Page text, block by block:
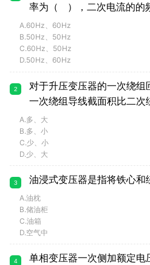
率为（ ），二次电流的的
A.60Hz、60Hz
B.50Hz、50Hz
C.60Hz、50Hz
D.50Hz、60Hz
2
对于升压变压器的一次绕
一次绕组导线截面积比二
A.多、大
B.多、小
C.少、小
D.少、大
3 油浸式变压器是指将铁心
A.油枕
B.储油柜
C.油箱
D.空气中
4
单相变压器一次侧加额定